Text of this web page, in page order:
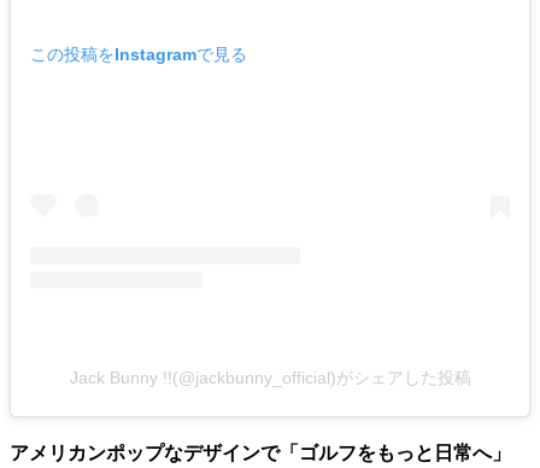
この投稿をInstagramで見る
Jack Bunny !!(@jackbunny_official)がシェアした投稿
アメリカンポップなデザインで「ゴルフをもっと日常へ」